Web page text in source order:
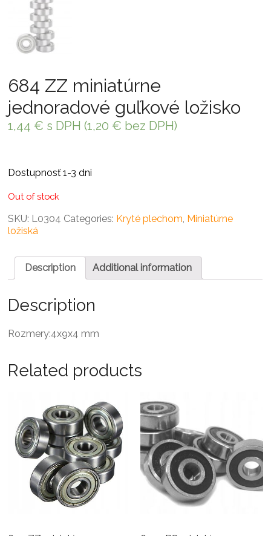
684 ZZ miniatúrne
jednoradové guľkové ložisko
1,44 € s DPH (1,20 € bez DPH)
Dostupnosť 1-3 dni
Out of stock
SKU: L0304 Categories: Kryté plechom Miniatúrne
ložiská
Description Additional information
Description
Rozmery:4x9x4 mm
Related products